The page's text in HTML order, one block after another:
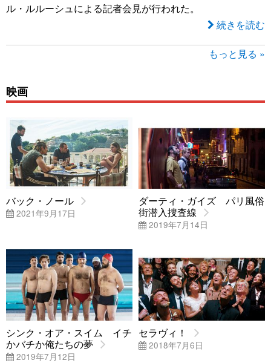
ル・ルルーシュによる記者会見が行われた。
続きを読む
もっと見る »
映画
バック・ノール
2021年9月17日
ダーティ・ガイズ パリ風俗
街潜入捜査線
2019年7月14日
シンク・オア・スイム イチ
かバチか俺たちの夢
2019年7月12日
セラヴィ！
2018年7月6日